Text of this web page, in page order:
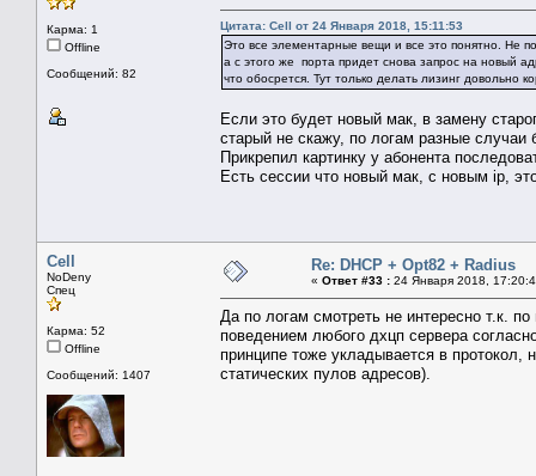
Карма: 1
Offline
Сообщений: 82
Цитата: Cell от 24 Января 2018, 15:11:53
Это все элементарные вещи и все это понятно. Не
а с этого же порта придет снова запрос на новый
что обосрется. Тут только делать лизинг довольно
Если это будет новый мак, в замену
старый не скажу, по логам разные случаи
Прикрепил картинку у абонента
Есть сессии что новый мак, с новым ip,
Cell
NoDeny
Спец
Карма: 52
Offline
Сообщений: 1407
Re: DHCP + Opt82 + Radius
« Ответ #33 : 24 Января 2018,
Да по логам смотреть не интересно т.к.
поведением любого дхцп сервера
принципе тоже укладывается в протокол,
статических пулов адресов).